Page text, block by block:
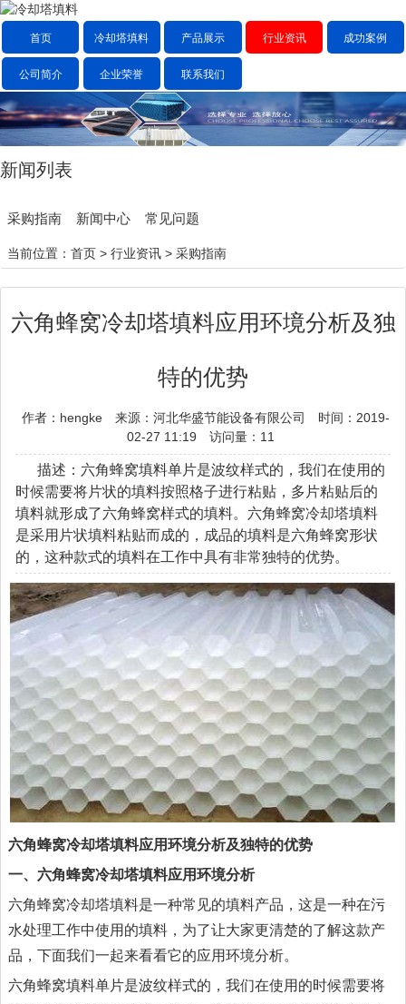
首页 冷却塔填料 产品展示 行业资讯 成功案例
公司简介 企业荣誉 联系我们
新闻列表
采购指南 新闻中心 常见问题
当前位置： 首页 > 行业资讯 > 采购指南
六角蜂窝冷却塔填料应用环境分析及独
特的优势
作者：hengke 来源：河北华盛节能设备有限公司
时间：2019-
02-27 11:19
访问量：11
描述：六角蜂窝填料单片是波纹样式的，我们在使用的
时候需要将片状的填料按照格子进行粘贴，多片粘贴后的
填料就形成了六角蜂窝样式的填料。六角蜂窝冷却塔填料
是采用片状填料粘贴而成的，成品的填料是六角蜂窝形状
的，这种款式的填料在工作中具有非常独特的优势。
六角蜂窝冷却塔填料应用环境分析及独特的优势
一、六角蜂窝冷却塔填料应用环境分析
六角蜂窝冷却塔填料是一种常见的填料产品，这是一种在污
水处理工作中使用的填料，为了让大家更清楚的了解这款产
品，下面我们一起来看看它的应用环境分析。
六角蜂窝填料单片是波纹样式的，我们在使用的时候需要将